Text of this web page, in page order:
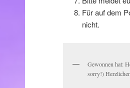
Für auf dem
nicht.
Gewonnen hat:
sorry!)